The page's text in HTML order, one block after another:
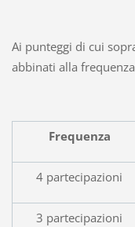
Ai punteggi di cui
abbinati alla
Frequenza
4 partecipazioni
3 partecipazioni